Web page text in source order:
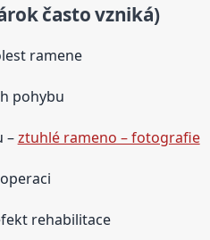
často vzniká)
ramene
pohybu
–ztuhlé rameno – fotografie
rehabilitace